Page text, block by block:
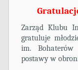
Zarząd Klubu
gratuluje
im.
postawy w